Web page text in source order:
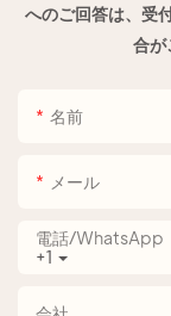
へのご回答は、受
合が
名前
メール
+1
電話/WhatsApp